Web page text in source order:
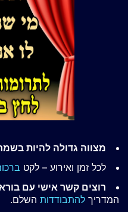
מצווה גדולה להיות
לכל זמן ואירוע – לקט
רוצים קשר אישי עם
המדריך להתבודדות השלם.